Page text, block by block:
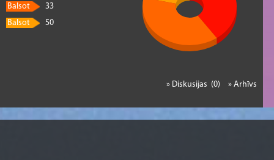
Balsot
33
Balsot
50
» Arhīvs
» Diskusijas (0)